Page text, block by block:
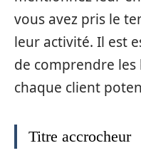
vous avez pris le
leur activité. Il est
de comprendre les
chaque client
Titre accrocheur